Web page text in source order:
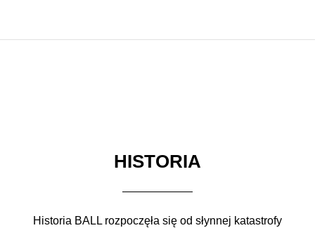
HISTORIA
Historia BALL rozpoczęła się od słynnej katastrofy